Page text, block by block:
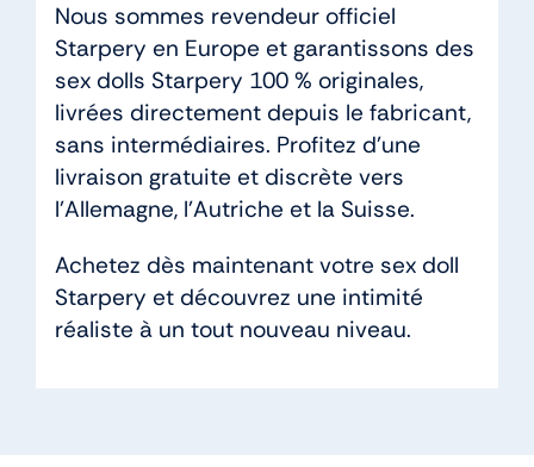
Nous sommes revendeur officiel
Starpery en Europe et garantissons des
sex dolls Starpery 100 % originales,
livrées directement depuis le fabricant,
sans intermédiaires. Profitez d’une
livraison gratuite et discrète vers
l’Allemagne, l’Autriche et la Suisse.
Achetez dès maintenant votre sex doll
Starpery et découvrez une intimité
réaliste à un tout nouveau niveau.